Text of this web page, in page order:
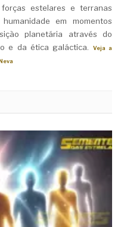
forças estelares e terranas
em momentos
planetária através do
e da ética galáctica.
Veja a